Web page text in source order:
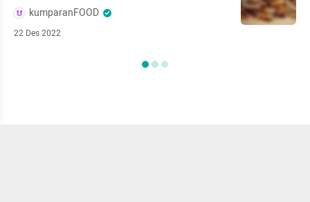
kumparanFOOD
22 Des 2022